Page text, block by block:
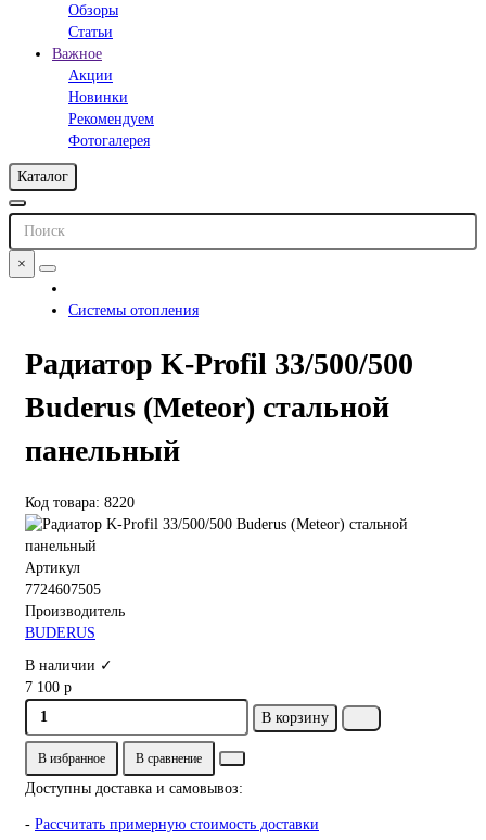
Обзоры
Статьи
Важное
Акции
Новинки
Рекомендуем
Фотогалерея
Каталог
×
Системы отопления
Радиатор K-Profil 33/500/500
Buderus (Meteor) стальной
панельный
Код товара: 8220
Артикул
7724607505
Производитель
BUDERUS
В наличии ✓
7 100 р
В корзину
В избранное В сравнение
Доступны доставка и самовывоз:
- Рассчитать примерную стоимость доставки